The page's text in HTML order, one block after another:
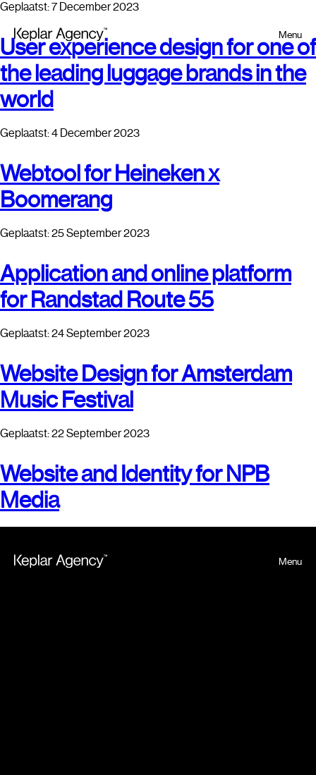
Menu
Geplaatst: 7 December 2023
User experience design for one of
the leading luggage brands in the
world
Geplaatst: 4 December 2023
Webtool for Heineken x
Boomerang
Geplaatst: 25 September 2023
Application and online platform
for Randstad Route 55
Geplaatst: 24 September 2023
Website Design for Amsterdam
Music Festival
Geplaatst: 22 September 2023
Website and Identity for NPB
Media
Menu